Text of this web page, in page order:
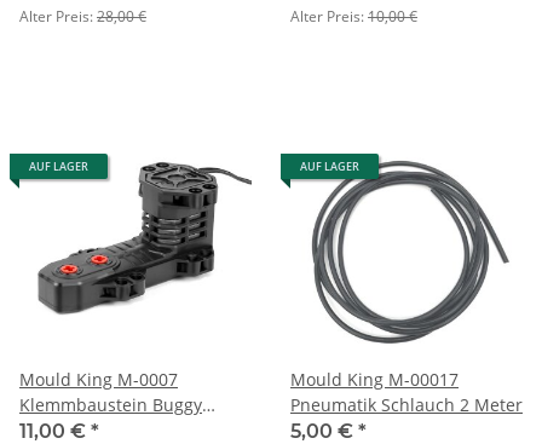
Alter Preis:28,00 € Alter Preis:10,00 €
AUF LAGER
Mould King M-0007
Klemmbaustein Buggy
Motor
11,00 € *
AUF LAGER
Mould King M-00017
Pneumatik Schlauch 2 Meter
5,00 € *